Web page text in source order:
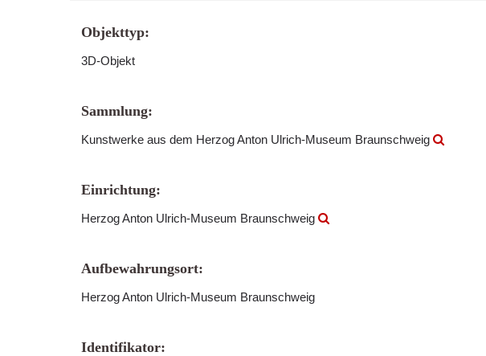
Objekttyp:
3D-Objekt
Sammlung:
Kunstwerke aus dem Herzog Anton Ulrich-Museum Braunschweig
Einrichtung:
Herzog Anton Ulrich-Museum Braunschweig
Aufbewahrungsort:
Herzog Anton Ulrich-Museum Braunschweig
Identifikator: